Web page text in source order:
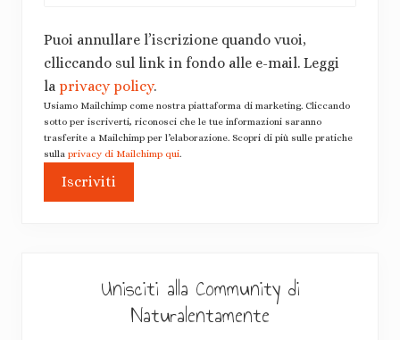
Puoi annullare l’iscrizione quando vuoi,
clliccando sul link in fondo alle e-mail. Leggi
la privacy policy.
Usiamo Mailchimp come nostra piattaforma di marketing. Cliccando
sotto per iscriverti, riconosci che le tue informazioni saranno
trasferite a Mailchimp per l’elaborazione. Scopri di più sulle pratiche
sulla privacy di Mailchimp qui.
Unisciti alla Community di
Naturalentamente